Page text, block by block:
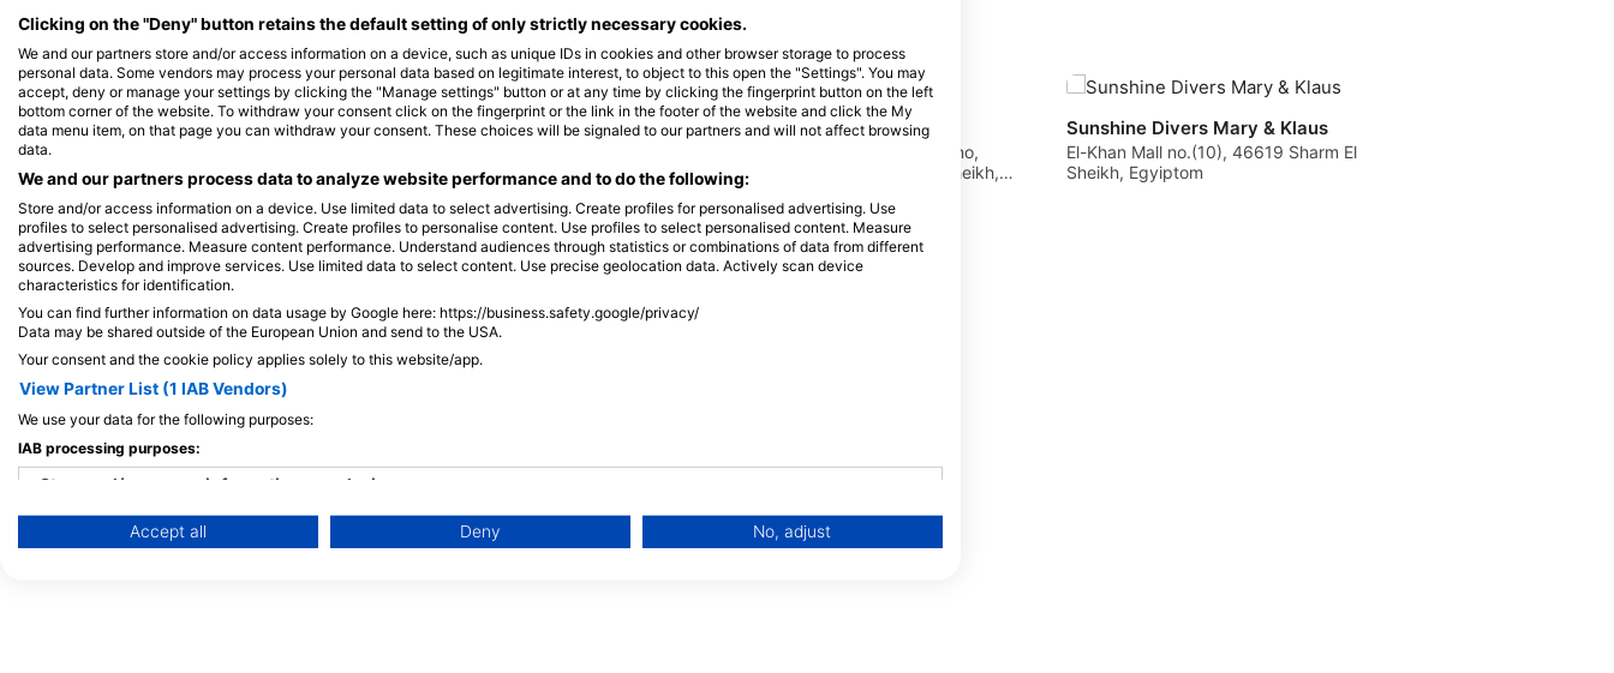
Merülőközpontok, amelyek ezt a merülőhelyet kínálják
Camel Dive Club
P.O Box 10, 46619 Sharm El Sheikh,
Egyiptom
Pirates Dive Club
Falcon Hills Hotel, 46619 South Sinai,
Sharm El-Sheikh, Egyiptom
SUBEX The Art of Diving
Maritim Jolie Ville Resort + Casino,
Naama Bay, 46619 Sharm El Sheikh,
Egyiptom
Sunshine Divers Mary & Klaus
El-Khan Mall no.(10), 46619 Sharm El
Sheikh, Egyiptom
Mr.Diver Red Sea
Hollywood Palma Di Sharm Resort, 46619 Sharm El Sheikh, Egyiptom
Clicking on the "Deny" button retains the default setting of only strictly necessary cookies.
We and our partners store and/or access information on a device, such as unique IDs in cookies and other browser storage to process
personal data. Some vendors may process your personal data based on legitimate interest, to object to this open the "Settings". You may
accept, deny or manage your settings by clicking the "Manage settings" button or at any time by clicking the fingerprint button on the left
bottom corner of the website. To withdraw your consent click on the fingerprint or the link in the footer of the website and click the My
data menu item, on that page you can withdraw your consent. These choices will be signaled to our partners and will not affect browsing
data.
We and our partners process data to analyze website performance and to do the following:
Store and/or access information on a device. Use limited data to select advertising. Create profiles for personalised advertising. Use
profiles to select personalised advertising. Create profiles to personalise content. Use profiles to select personalised content. Measure
advertising performance. Measure content performance. Understand audiences through statistics or combinations of data from different
sources. Develop and improve services. Use limited data to select content. Use precise geolocation data. Actively scan device
characteristics for identification.
You can find further information on data usage by Google here: https://business.safety.google/privacy/
Data may be shared outside of the European Union and send to the USA.
Your consent and the cookie policy applies solely to this website/app.
View Partner List (1 IAB Vendors)
We use your data for the following purposes:
IAB processing purposes:
Store and/or access information on a device
Use limited data to select advertising
Accept all Deny No, adjust